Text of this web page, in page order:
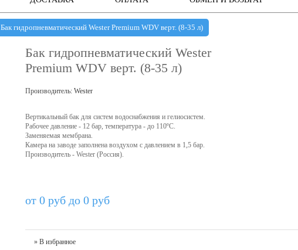
Бак гидропневматический Wester Premium WDV верт. (8-35 л)
Бак гидропневматический Wester
Premium WDV верт. (8-35 л)
Производитель: Wester
Вертикальный бак для систем водоснабжения и гелиосистем.
Рабочее давление - 12 бар, температура - до 110ºC.
Заменяемая мембрана.
Камера на заводе заполнена воздухом с давлением в 1,5 бар.
Производитель - Wester (Россия).
от 0 руб до 0 руб
» В избранное